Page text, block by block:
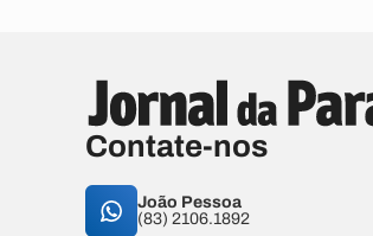
Contate-nos
João Pessoa
(83) 2106.1892